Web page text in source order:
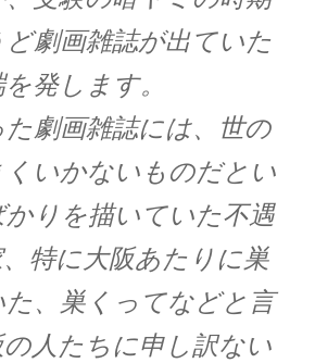
劇画雑誌が出ていた
発します。
劇画雑誌には、世の
いかないものだとい
かりを描いていた不遇
特に大阪あたりに巣
た、巣くってなどと言
の人たちに申し訳ない